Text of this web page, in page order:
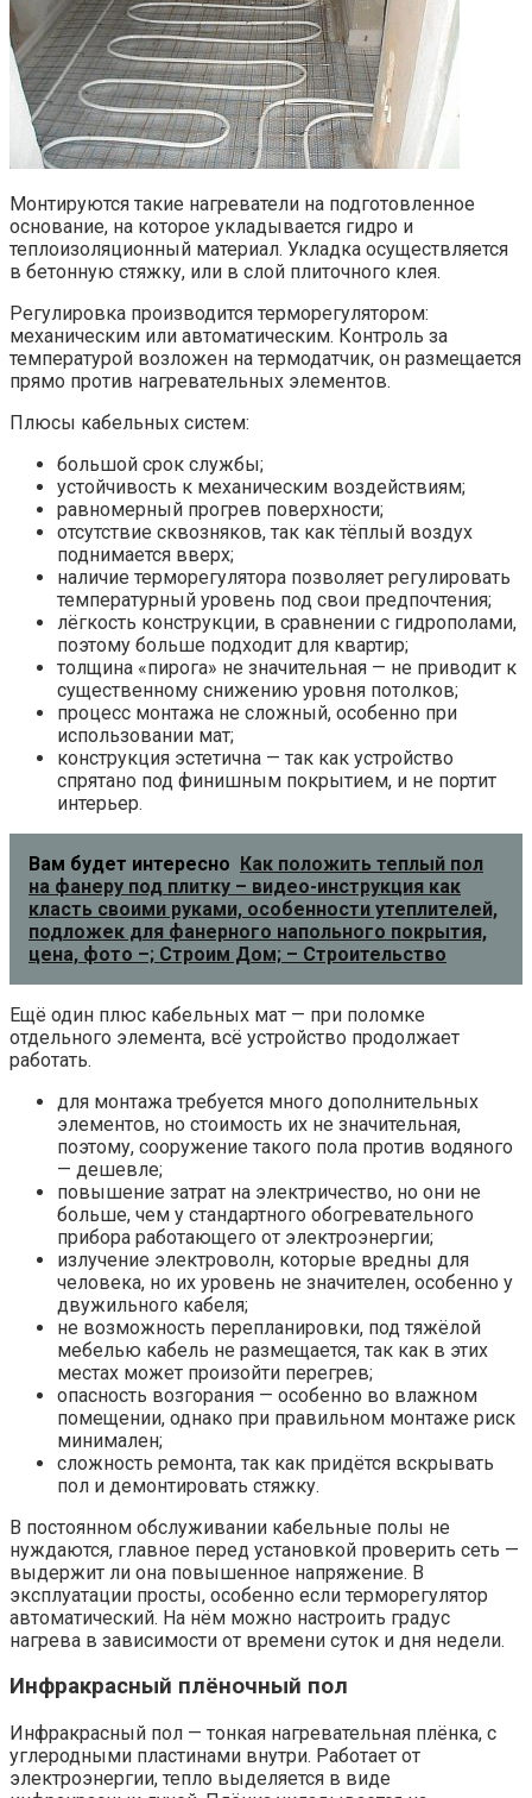
Монтируются такие нагреватели на подготовленное
основание, на которое укладывается гидро и
теплоизоляционный материал. Укладка осуществляется
в бетонную стяжку, или в слой плиточного клея.
Регулировка производится терморегулятором:
механическим или автоматическим. Контроль за
температурой возложен на термодатчик, он размещается
прямо против нагревательных элементов.
Плюсы кабельных систем:
большой срок службы;
устойчивость к механическим воздействиям;
равномерный прогрев поверхности;
отсутствие сквозняков, так как тёплый воздух
поднимается вверх;
наличие терморегулятора позволяет регулировать
температурный уровень под свои предпочтения;
лёгкость конструкции, в сравнении с гидрополами,
поэтому больше подходит для квартир;
толщина «пирога» не значительная — не приводит к
существенному снижению уровня потолков;
процесс монтажа не сложный, особенно при
использовании мат;
конструкция эстетична — так как устройство
спрятано под финишным покрытием, и не портит
интерьер.
Вам будет интересно Как положить теплый пол
на фанеру под плитку – видео-инструкция как
класть своими руками, особенности утеплителей,
подложек для фанерного напольного покрытия,
цена, фото –; Строим Дом; – Строительство
Ещё один плюс кабельных мат — при поломке
отдельного элемента, всё устройство продолжает
работать.
для монтажа требуется много дополнительных
элементов, но стоимость их не значительная,
поэтому, сооружение такого пола против водяного
— дешевле;
повышение затрат на электричество, но они не
больше, чем у стандартного обогревательного
прибора работающего от электроэнергии;
излучение электроволн, которые вредны для
человека, но их уровень не значителен, особенно у
двужильного кабеля;
не возможность перепланировки, под тяжёлой
мебелью кабель не размещается, так как в этих
местах может произойти перегрев;
опасность возгорания — особенно во влажном
помещении, однако при правильном монтаже риск
минимален;
сложность ремонта, так как придётся вскрывать
пол и демонтировать стяжку.
В постоянном обслуживании кабельные полы не
нуждаются, главное перед установкой проверить сеть —
выдержит ли она повышенное напряжение. В
эксплуатации просты, особенно если терморегулятор
автоматический. На нём можно настроить градус
нагрева в зависимости от времени суток и дня недели.
Инфракрасный плёночный пол
Инфракрасный пол — тонкая нагревательная плёнка, с
углеродными пластинами внутри. Работает от
электроэнергии, тепло выделяется в виде